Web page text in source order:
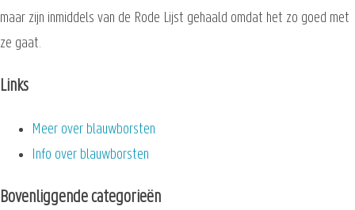
maar zijn inmiddels van de Rode Lijst gehaald omdat het zo goed met
ze gaat.
Links
Meer over blauwborsten
Info over blauwborsten
Bovenliggende categorieën